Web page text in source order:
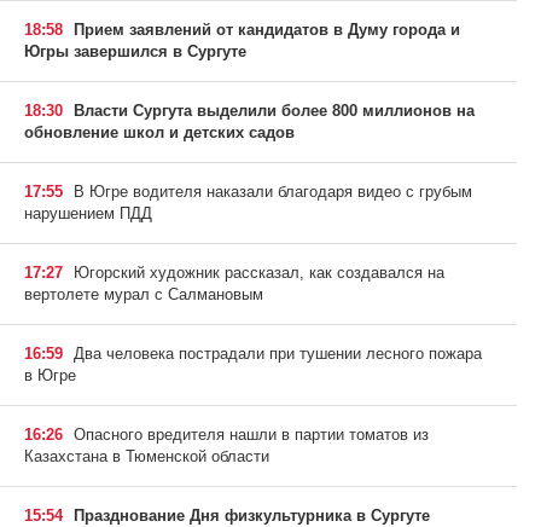
18:58
Прием заявлений от кандидатов в Думу города и
Югры завершился в Сургуте
18:30
Власти Сургута выделили более 800 миллионов на
обновление школ и детских садов
17:55
В Югре водителя наказали благодаря видео с грубым
нарушением ПДД
17:27
Югорский художник рассказал, как создавался на
вертолете мурал с Салмановым
16:59 Два человека пострадали при тушении лесного пожара
в Югре
16:26 Опасного вредителя нашли в партии томатов из
Казахстана в Тюменской области
15:54
Празднование Дня физкультурника в Сургуте